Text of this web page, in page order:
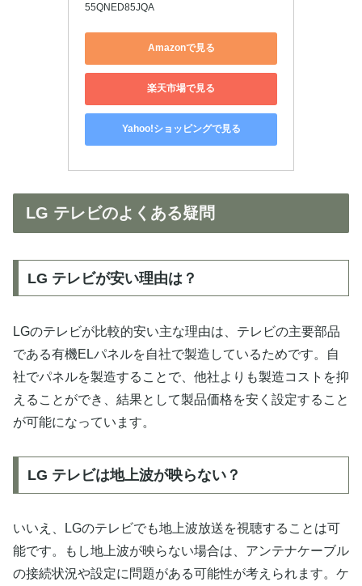
55QNED85JQA
Amazonで見る
楽天市場で見る
Yahoo!ショッピングで見る
LG テレビのよくある疑問
LG テレビが安い理由は？
LGのテレビが比較的安い主な理由は、テレビの主要部品
である有機ELパネルを自社で製造しているためです。自
社でパネルを製造することで、他社よりも製造コストを抑
えることができ、結果として製品価格を安く設定すること
が可能になっています。
LG テレビは地上波が映らない？
いいえ、LGのテレビでも地上波放送を視聴することは可
能です。もし地上波が映らない場合は、アンテナケーブル
の接続状況や設定に問題がある可能性が考えられます。ケ